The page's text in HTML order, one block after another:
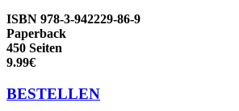
ISBN 978-3-942229-86-9
Paperback
450 Seiten
9.99€
BESTELLEN